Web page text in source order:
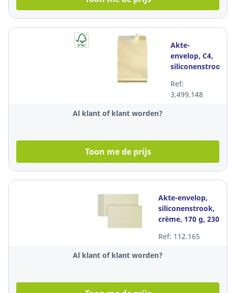
Akte-
envelop, C4,
siliconenstrook,
229x324x38
mm, 125
Ref:
3.499.148
Al klant of klant worden?
Toon me de prijs
Akte-envelop,
siliconenstrook,
crème, 170 g, 230
125 zakomslagen
Ref: 112.165
Al klant of klant worden?